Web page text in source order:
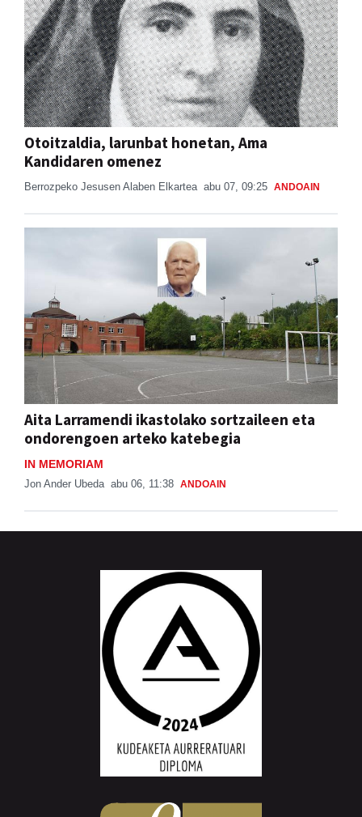
Otoitzaldia, larunbat honetan, Ama
Kandidaren omenez
Berrozpeko Jesusen Alaben Elkartea abu 07, 09:25 ANDOAIN
Aita Larramendi ikastolako sortzaileen eta
ondorengoen arteko katebegia
IN MEMORIAM
Jon Ander Ubeda abu 06, 11:38 ANDOAIN